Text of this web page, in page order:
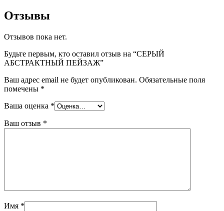
Отзывы
Отзывов пока нет.
Будьте первым, кто оставил отзыв на “СЕРЫЙ
АБСТРАКТНЫЙ ПЕЙЗАЖ”
Ваш адрес email не будет опубликован. Обязательные поля
помечены *
Ваша оценка *
Ваш отзыв *
Имя *